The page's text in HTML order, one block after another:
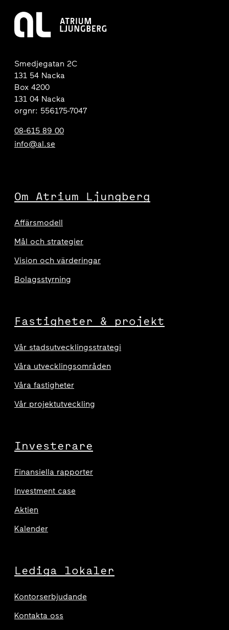
Smedjegatan 2C
131 54 Nacka
Box 4200
131 04 Nacka
orgnr: 556175-7047
08-615 89 00
info@al.se
Om Atrium Ljungberg
Affärsmodell
Mål och strategier
Vision och värderingar
Bolagsstyrning
Fastigheter & projekt
Vår stadsutvecklingsstrategi
Våra utvecklingsområden
Våra fastigheter
Vår projektutveckling
Investerare
Finansiella rapporter
Investment case
Aktien
Kalender
Lediga lokaler
Kontorserbjudande
Kontakta oss